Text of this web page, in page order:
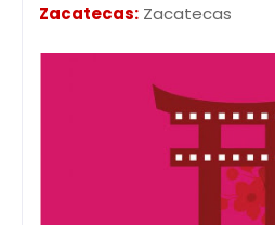
Zacatecas: Zacatecas